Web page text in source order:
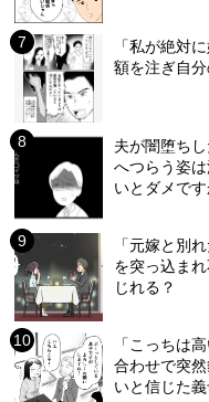
「私が絶対
額を注ぎ自
夫が闇堕ち
へつらう姿
いとダメです
「元嫁と別
を突っ込ま
じれる？
「こっちは
合わせで突
いと信じた